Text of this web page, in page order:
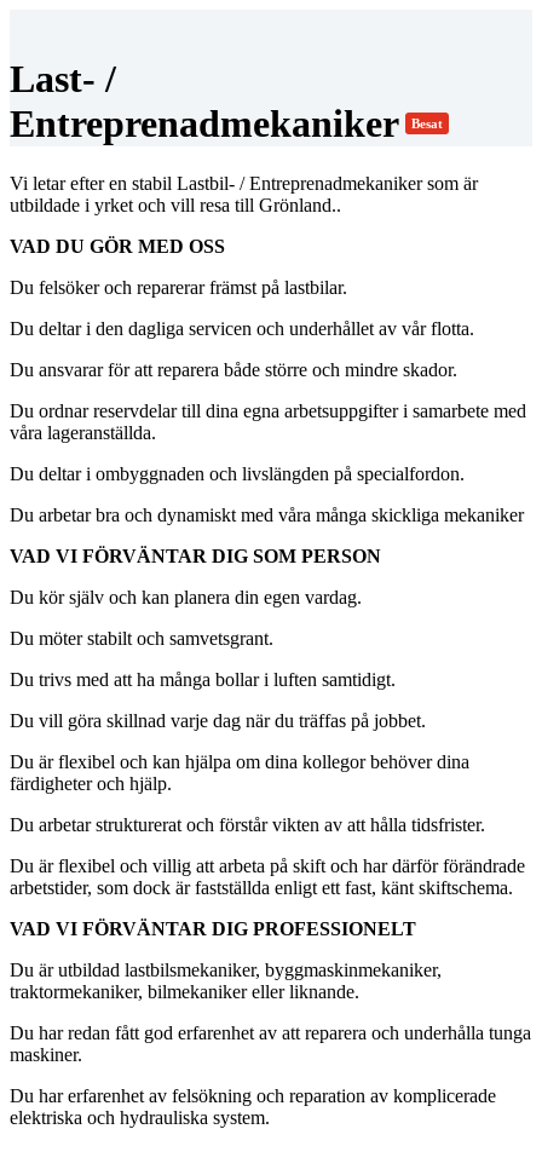
Last- /
Entreprenadmekaniker
Besat
Vi letar efter en stabil Lastbil- / Entreprenadmekaniker som är
utbildade i yrket och vill resa till Grönland..
VAD DU GÖR MED OSS
Du felsöker och reparerar främst på lastbilar.
Du deltar i den dagliga servicen och underhållet av vår flotta.
Du ansvarar för att reparera både större och mindre skador.
Du ordnar reservdelar till dina egna arbetsuppgifter i samarbete med
våra lageranställda.
Du deltar i ombyggnaden och livslängden på specialfordon.
Du arbetar bra och dynamiskt med våra många skickliga mekaniker
VAD VI FÖRVÄNTAR DIG SOM PERSON
Du kör själv och kan planera din egen vardag.
Du möter stabilt och samvetsgrant.
Du trivs med att ha många bollar i luften samtidigt.
Du vill göra skillnad varje dag när du träffas på jobbet.
Du är flexibel och kan hjälpa om dina kollegor behöver dina
färdigheter och hjälp.
Du arbetar strukturerat och förstår vikten av att hålla tidsfrister.
Du är flexibel och villig att arbeta på skift och har därför förändrade
arbetstider, som dock är fastställda enligt ett fast, känt skiftschema.
VAD VI FÖRVÄNTAR DIG PROFESSIONELT
Du är utbildad lastbilsmekaniker, byggmaskinmekaniker,
traktormekaniker, bilmekaniker eller liknande.
Du har redan fått god erfarenhet av att reparera och underhålla tunga
maskiner.
Du har erfarenhet av felsökning och reparation av komplicerade
elektriska och hydrauliska system.